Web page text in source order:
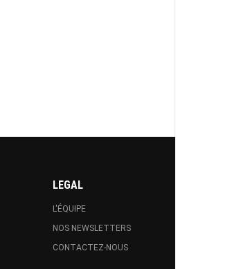
LEGAL
L'ÉQUIPE
NOS NEWSLETTERS
CONTACTEZ-NOUS